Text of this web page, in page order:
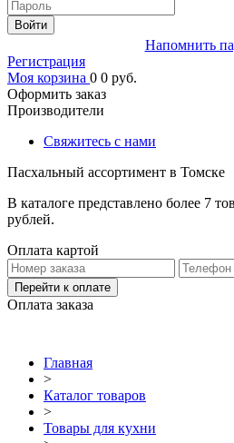
Войти
Напомнить
Регистрация
Моя корзина 0 0 руб.
Оформить заказ
Производители
Свяжитесь с нами
Пасхальный ассортимент в Томске
В каталоге представлено более 7
рублей.
Оплата картой
Перейти к оплате
Оплата заказа
Главная
>
Каталог товаров
>
Товары для кухни